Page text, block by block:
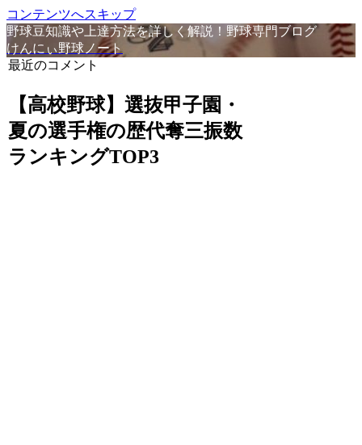
コンテンツへスキップ
野球豆知識や上達方法を詳しく解説！野球専門ブログ
けんにぃ野球ノート
最近のコメント
【高校野球】選抜甲子園・
夏の選手権の歴代奪三振数
ランキングTOP3